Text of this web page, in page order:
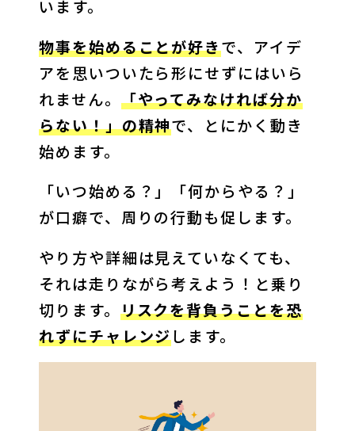
います。
物事を始めることが好きで、アイデ
アを思いついたら形にせずにはいら
れません。 「やってみなければ分か
らない！」の精神で、とにかく動き
始めます。
「いつ始める？」「何からやる？」
が口癖で、周りの行動も促します。
やり方や詳細は見えていなくても、
それは走りながら考えよう！と乗り
切ります。 リスクを背負うことを恐
れずにチャレンジします。